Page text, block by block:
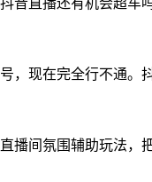
现在完全行不通
播间氛围辅助玩法